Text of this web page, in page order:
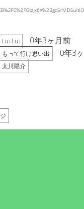
Lui-Lui
0年3ヶ月前
もって行け思い出
0年3
太川陽介